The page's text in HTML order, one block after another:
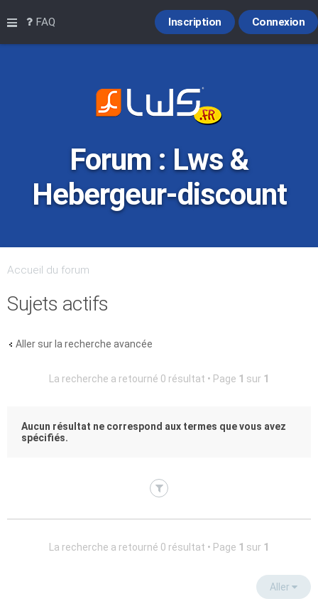
Raccourcis
FAQ Connexion
Inscription
Forum : Lws &
Hebergeur-discount
Accueil du forum
Sujets actifs
Aller sur la recherche avancée
La recherche a retourné 0 résultat • Page 1 sur 1
Aucun résultat ne correspond aux termes que vous avez
spécifiés.
La recherche a retourné 0 résultat • Page 1 sur 1
Aller